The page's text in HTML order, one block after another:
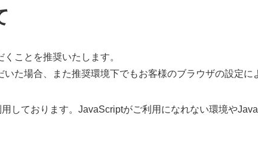
ことを推奨いたします。
た場合、また推奨環境下でもお客様のブラウザの設定
しております。JavaScriptがご利用になれない環境や